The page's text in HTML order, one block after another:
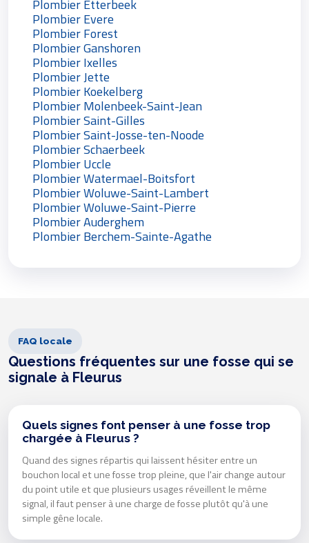
Plombier Etterbeek
Plombier Evere
Plombier Forest
Plombier Ganshoren
Plombier Ixelles
Plombier Jette
Plombier Koekelberg
Plombier Molenbeek-Saint-Jean
Plombier Saint-Gilles
Plombier Saint-Josse-ten-Noode
Plombier Schaerbeek
Plombier Uccle
Plombier Watermael-Boitsfort
Plombier Woluwe-Saint-Lambert
Plombier Woluwe-Saint-Pierre
Plombier Auderghem
Plombier Berchem-Sainte-Agathe
FAQ locale
Questions fréquentes sur une fosse qui se
signale à Fleurus
Quels signes font penser à une fosse trop
chargée à Fleurus ?
Quand des signes répartis qui laissent hésiter entre un
bouchon local et une fosse trop pleine, que l'air change autour
du point utile et que plusieurs usages réveillent le même
signal, il faut penser à une charge de fosse plutôt qu'à une
simple gêne locale.